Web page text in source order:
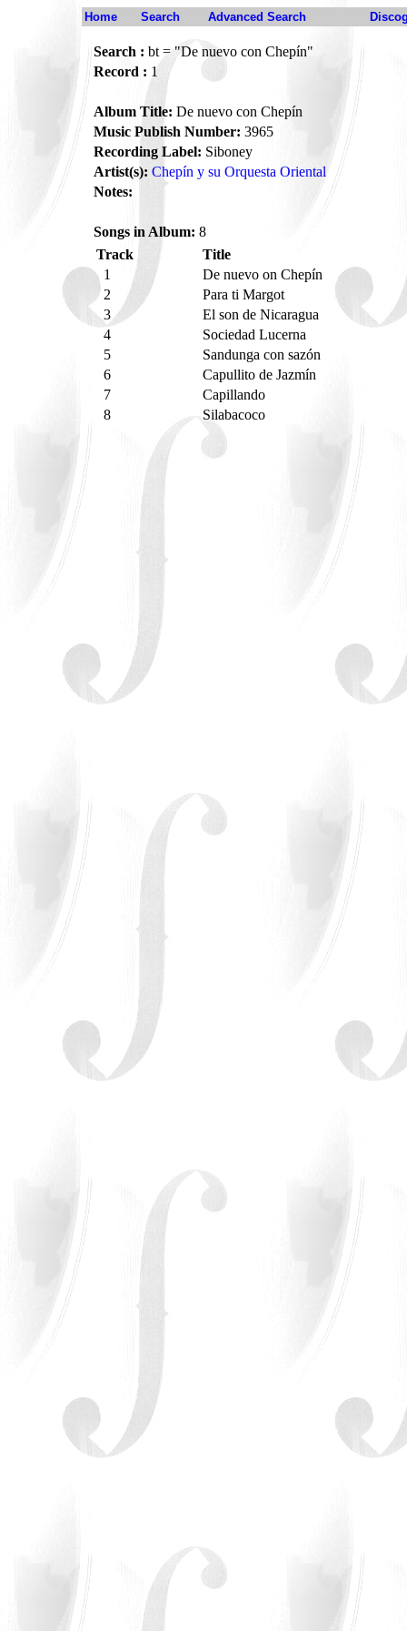
Home Search Advanced Search
Search : bt = "De nuevo con Chepín"
Record : 1
Album Title: De nuevo con Chepín
Music Publish Number: 3965
Recording Label: Siboney
Artist(s): Chepín y su Orquesta Oriental
Notes:
Songs in Album: 8
Track
Title
1
De nuevo on Chepín
2
Para ti Margot
3
El son de Nicaragua
4
Sociedad Lucerna
5
Sandunga con sazón
6
Capullito de Jazmín
7
Capillando
8
Silabacoco